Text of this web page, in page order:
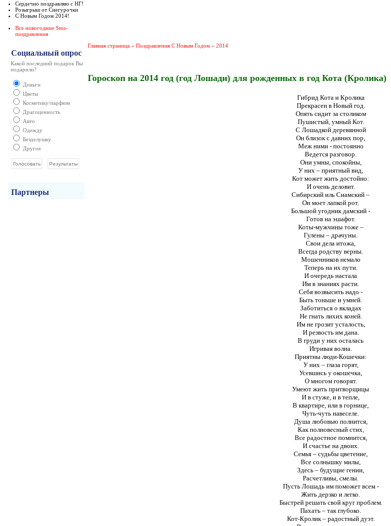
Сердечно поздравляю с НГ!
Розыгрыш от Снегурочки
С Новым Годом 2014!
Все новогодние Sms-
поздравления
Социальный опрос
Какой последний подарок Вы
подарили?
Деньги
Цветы
Косметику/парфюм
Драгоценность
Авто
Одежду
Безделушку
Другое
Партнеры
Главная страница » Поздравления С Новым Годом » 2014
Гороскоп на 2014 год (год Лошади) для рожденных в год Кота (Кролика)
Гибрид Кота и Кролика
Прекрасен в Новый год.
Опять сидит за столиком
Пушистый, умный Кот.
С Лошадкой деревянной
Он близок с давних пор,
Меж ними - постоянно
Ведется разговор.
Они умны, спокойны,
У них – приятный вид,
Кот может жить достойно:
И очень деловит.
Сибирский иль Сиамский –
Он моет лапкой рот.
Большой угодник дамский -
Готов на эшафот.
Коты-мужчины тоже –
Гулены – драчуны.
Свои дела итожа,
Всегда родству верны.
Мошенников немало
Теперь на их пути.
И очередь настала
Им в знаниях расти.
Себя возвысить надо -
Быть тоньше и умней.
Заботиться о вкладах
Не гнать лихих коней.
Им не грозит усталость,
И резвость им дана.
В груди у них осталась
Игривая волна.
Приятны люди-Кошечки:
У них – глаза горят,
Усевшись у окошечка,
О многом говорят.
Умеют жить притворщицы
И в стуже, и в тепле,
В квартире, или в горнице,
Чуть-чуть навеселе.
Душа любовью полнится,
Как полновесный стих,
Все радостное помнится,
И счастье на двоих.
Семья – судьбы цветение,
Все солнышку милы,
Здесь – будущие гении,
Расчетливы, смелы.
Пусть Лошадь им поможет всем -
Жить дерзко и легко.
Быстрей решать свой круг проблем.
Пахать – так глубоко.
Кот-Кролик – радостный дуэт.